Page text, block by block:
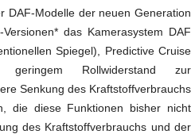
DAF-Modelle der neuen Generation
das Kamerasystem DAF
Spiegel), Predictive Cruise
Rollwiderstand zur
Senkung des Kraftstoffverbrauchs
die diese Funktionen bisher nicht
des Kraftstoffverbrauchs und der